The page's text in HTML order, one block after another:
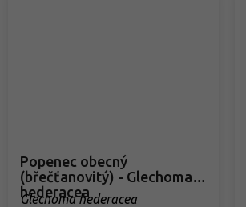
Popenec obecný
(břečťanovitý) - Glechoma
hederacea
Glechoma hederacea